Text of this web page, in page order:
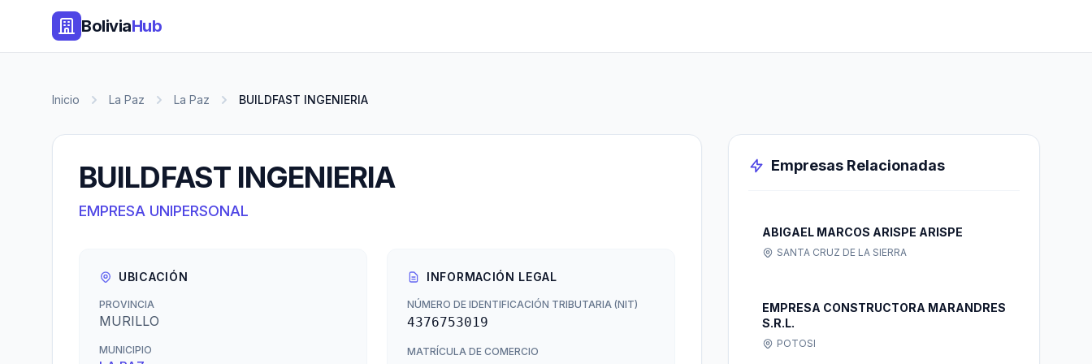
BoliviaHub
Inicio La Paz La Paz BUILDFAST INGENIERIA
BUILDFAST INGENIERIA
EMPRESA UNIPERSONAL
UBICACIÓN
PROVINCIA
MURILLO
MUNICIPIO
INFORMACIÓN LEGAL
NÚMERO DE IDENTIFICACIÓN TRIBUTARIA (NIT)
4376753019
MATRÍCULA DE COMERCIO
Empresas Relacionadas
ABIGAEL MARCOS ARISPE ARISPE
SANTA CRUZ DE LA SIERRA
EMPRESA CONSTRUCTORA MARANDRES
S.R.L.
POTOSI